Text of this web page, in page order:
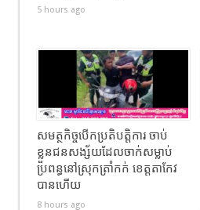
5 hours ago
សមត្ថកិច្ចបើកប្រតិបត្តិការ ចាប់
ខ្លួនជនសង្ស័យដែលចាក់សម្លាប់
ប្រពន្ធនៅស្រុកត្រាំកក់ ខេត្តតាកែវ
បានហេីយ
8 hours ago